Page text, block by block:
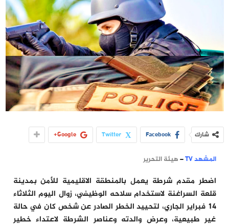
شارك Facebook
Twitter
Google+
المشهد TV –هيئة التحرير
اضطر مقدم شرطة يعمل بالمنطقة الاقليمية للأمن بمدينة
قلعة السراغنة لاستخدام سلاحه الوظيفي، زوال اليوم الثلاثاء
14 فبراير الجاري، لتحييد الخطر الصادر عن شخص كان في حالة
غير طبيعية، وعرض والدته وعناصر الشرطة لاعتداء خطير